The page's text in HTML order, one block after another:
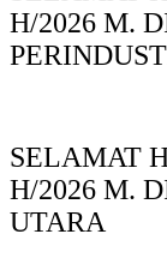
H/2026 M.
SELAMAT
H/2026 M.
UTARA